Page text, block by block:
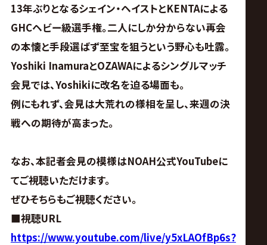
公
式
サ
イ
ト
13年ぶりとなるシェイン・ヘイストとKENTAによる
GHCヘビー級選手権。二人にしか分からない再会
の本懐と手段選ばず至宝を狙うという野心も吐露。
Yoshiki InamuraとOZAWAによるシングルマッチ
会見では、Yoshikiに改名を迫る場面も。
例にもれず、会見は大荒れの様相を呈し、来週の決
戦への期待が高まった。
なお、本記者会見の模様はNOAH公式YouTubeに
てご視聴いただけます。
ぜひそちらもご視聴ください。
■視聴URL
https://www.youtube.com/live/y5xLAOfBp6s?